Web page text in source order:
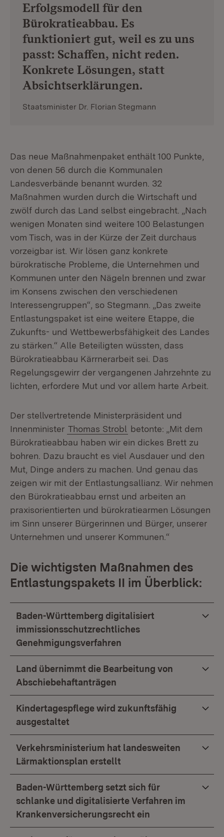
Erfolgsmodell für den
Bürokratieabbau. Es
funktioniert gut, weil es zu uns
passt: Schaffen, nicht reden.
Konkrete Lösungen, statt
Absichtserklärungen.
Staatsminister Dr. Florian Stegmann
Das neue Maßnahmenpaket enthält 100 Punkte,
von denen 56 durch die Kommunalen
Landesverbände benannt wurden. 32
Maßnahmen wurden durch die Wirtschaft und
zwölf durch das Land selbst eingebracht. „Nach
wenigen Monaten sind weitere 100 Belastungen
vom Tisch, was in der Kürze der Zeit durchaus
vorzeigbar ist. Wir lösen ganz konkrete
bürokratische Probleme, die Unternehmen und
Kommunen unter den Nägeln brennen und zwar
im Konsens zwischen den verschiedenen
Interessengruppen“, so Stegmann. „Das zweite
Entlastungspaket ist eine weitere Etappe, die
Zukunfts- und Wettbewerbsfähigkeit des Landes
zu stärken.“ Alle Beteiligten wüssten, dass
Bürokratieabbau Kärrnerarbeit sei. Das
Regelungsgewirr der vergangenen Jahrzehnte zu
lichten, erfordere Mut und vor allem harte Arbeit.
Der stellvertretende Ministerpräsident und
Innenminister Thomas Strobl betonte: „Mit dem
Bürokratieabbau haben wir ein dickes Brett zu
bohren. Dazu braucht es viel Ausdauer und den
Mut, Dinge anders zu machen. Und genau das
zeigen wir mit der Entlastungsallianz. Wir nehmen
den Bürokratieabbau ernst und arbeiten an
praxisorientierten und bürokratiearmen Lösungen
im Sinn unserer Bürgerinnen und Bürger, unserer
Unternehmen und unserer Kommunen.“
Die wichtigsten Maßnahmen des
Entlastungspakets II im Überblick:
Baden-Württemberg digitalisiert
immissionsschutzrechtliches
Genehmigungsverfahren
Land übernimmt die Bearbeitung von
Abschiebehaftanträgen
Kindertagespflege wird zukunftsfähig
ausgestaltet
Verkehrsministerium hat landesweiten
Lärmaktionsplan erstellt
Baden-Württemberg setzt sich für
schlanke und digitalisierte Verfahren im
Krankenversicherungsrecht ein